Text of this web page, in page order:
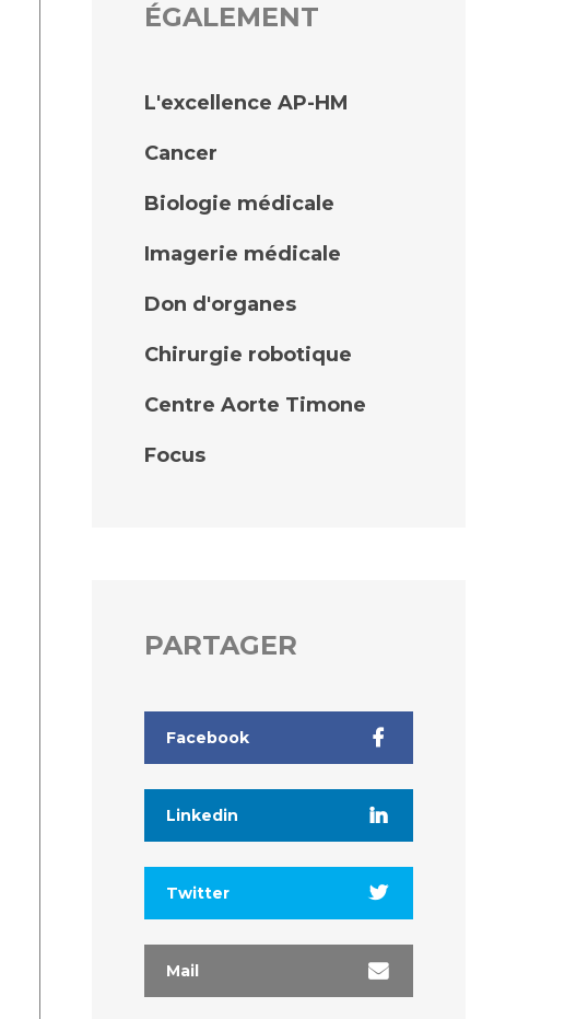
ÉGALEMENT
L'excellence AP-HM
Cancer
Biologie médicale
Imagerie médicale
Don d'organes
Chirurgie robotique
Centre Aorte Timone
Focus
PARTAGER
Facebook
Linkedin
Twitter
Mail